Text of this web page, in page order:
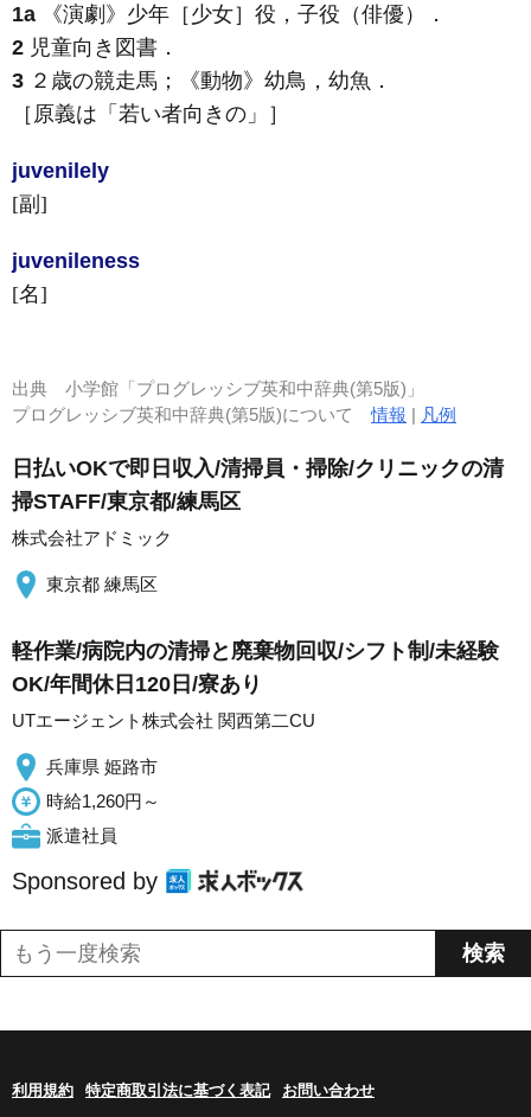
1a
《演劇》 少年［少女］役，子役（俳優）
．
2 児童向き図書 ．
3 ２歳の競走馬； 《動物》 幼鳥，幼魚 ．
［原義は「若い者向きの」］
juvenilely
[副]
juvenileness
[名]
出典 小学館「プログレッシブ英和中辞典(第5版)」
プログレッシブ英和中辞典(第5版)について情報 | 凡例
日払いOKで即日収入/清掃員・掃除/クリニックの清
掃STAFF/東京都/練馬区
株式会社アドミック
東京都 練馬区
軽作業/病院内の清掃と廃棄物回収/シフト制/未経験
OK/年間休日120日/寮あり
UTエージェント株式会社 関西第二CU
兵庫県 姫路市
時給1,260円～
派遣社員
Sponsored by
利用規約 特定商取引法に基づく表記 お問い合わせ